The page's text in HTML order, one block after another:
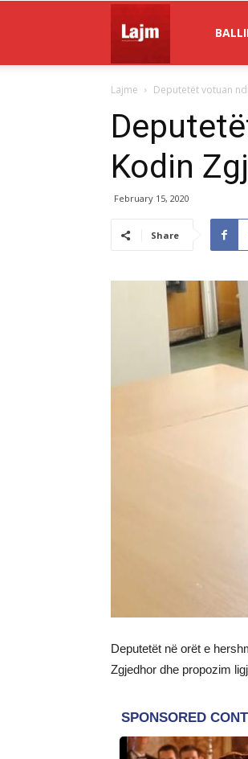
Lajm
Lajme Deputetët votuan
Kodin
February 15, 2020
Share
Deputetët në orët e
Zgjedhor dhe propozim